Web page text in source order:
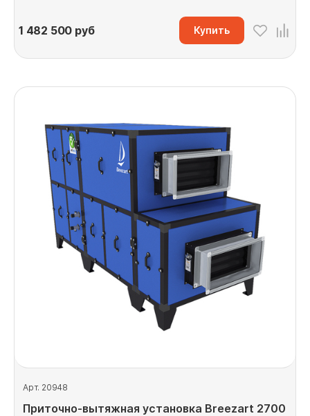
1 482 500 руб Купить
Арт. 20948
Приточно-вытяжная установка Breezart 2700